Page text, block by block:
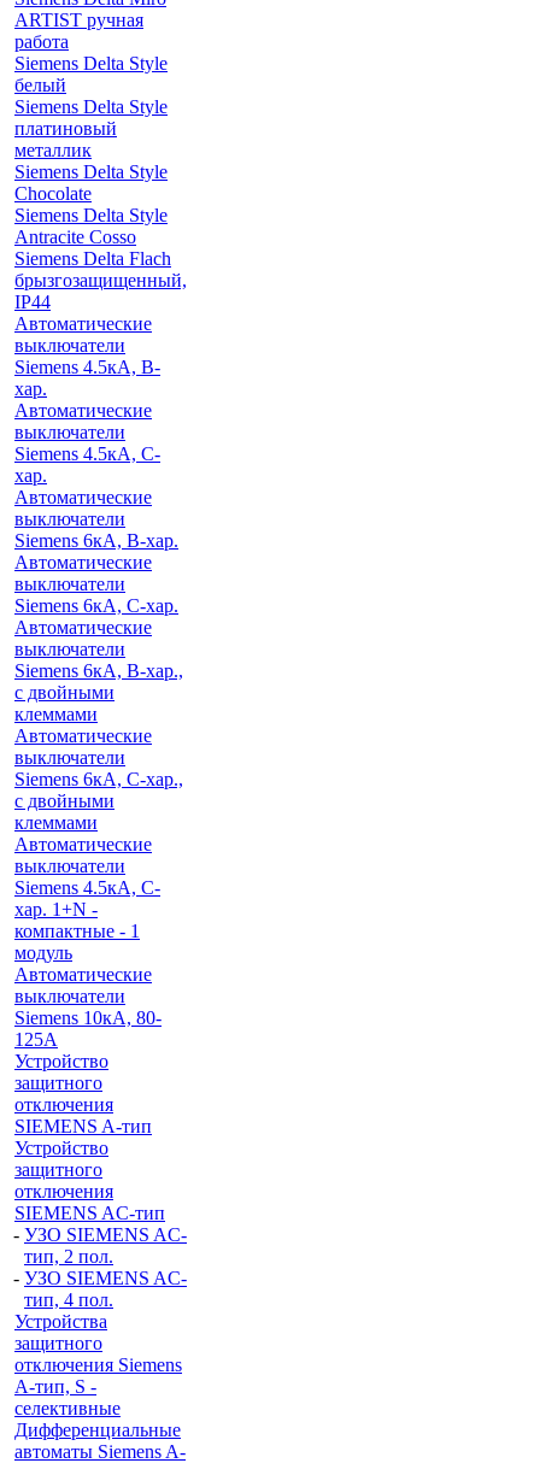
ARTIST ручная
работа
Siemens Delta Style
белый
Siemens Delta Style
платиновый
металлик
Siemens Delta Style
Chocolate
Siemens Delta Style
Antracite Cosso
Siemens Delta Flach
брызгозащищенный,
IP44
Автоматические
выключатели
Siemens 4.5кА, B-
хар.
Автоматические
выключатели
Siemens 4.5кА, C-
хар.
Автоматические
выключатели
Siemens 6кА, B-хар.
Автоматические
выключатели
Siemens 6кА, С-хар.
Автоматические
выключатели
Siemens 6кА, B-хар.,
с двойными
клеммами
Автоматические
выключатели
Siemens 6кА, C-хар.,
с двойными
клеммами
Автоматические
выключатели
Siemens 4.5кА, C-
хар. 1+N -
компактные - 1
модуль
Автоматические
выключатели
Siemens 10кА, 80-
125A
Устройство
защитного
отключения
SIEMENS A-тип
Устройство
защитного
отключения
SIEMENS AС-тип
- УЗО SIEMENS AС-
тип, 2 пол.
- УЗО SIEMENS AС-
тип, 4 пол.
Устройства
защитного
отключения Siemens
A-тип, S -
селективные
Дифференциальные
автоматы Siemens A-